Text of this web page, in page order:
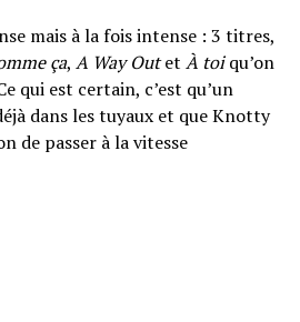
mais à la fois intense : 3 titres,
ça, A Way Outet À toiqu’on
qui est certain, c’est qu’un
dans les tuyaux et que Knotty
de passer à la vitesse